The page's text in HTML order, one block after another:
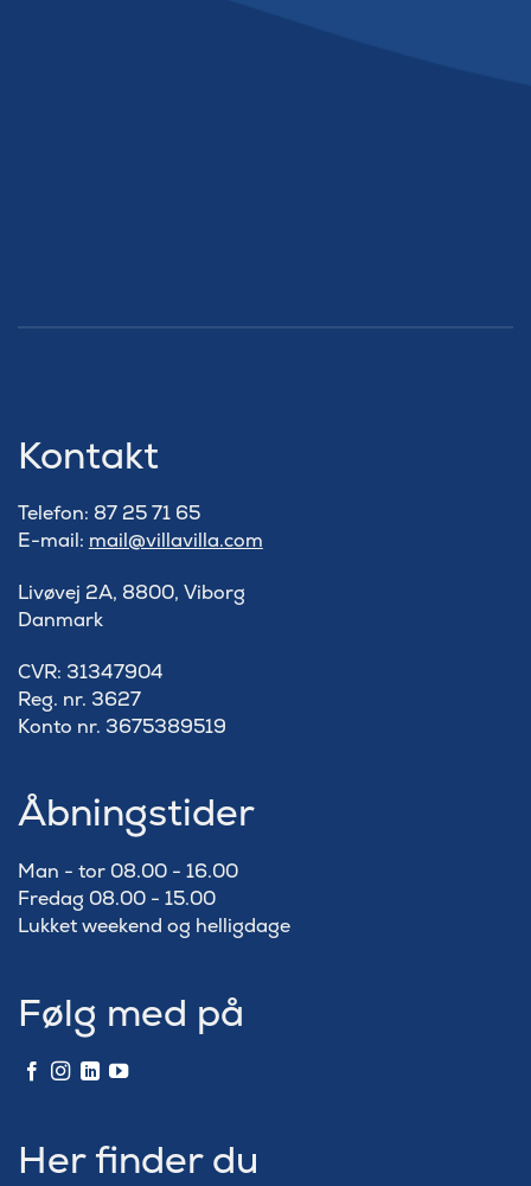
Kontakt
Telefon: 87 25 71 65
E-mail: mail@villavilla.com
Livøvej 2A, 8800, Viborg
Danmark
​CVR: 31347904
Reg. nr. 3627
Konto nr. 3675389519
Åbningstider
Man - tor 08.00 - 16.00
Fredag 08.00 - 15.00
Lukket weekend og helligdage
Følg med på
Her finder du